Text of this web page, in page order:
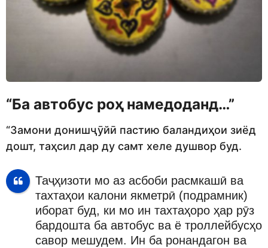
“Ба автобус роҳ намедоданд…”
“Замони донишҷӯйӣ пастию баландиҳои зиёд
дошт, таҳсил дар ду самт хеле душвор буд.
Таҷҳизоти мо аз асбоби расмкашӣ ва
тахтаҳои калони якметрӣ (подрамник)
иборат буд, ки мо ин тахтаҳоро ҳар рӯз
бардошта ба автобус ва ё троллейбусҳо
савор мешудем. Ин ба ронандагон ва